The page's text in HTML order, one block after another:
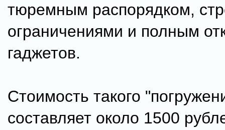
тюремным распорядком,
ограничениями и полным
гаджетов.
Стоимость такого
составляет около 1500